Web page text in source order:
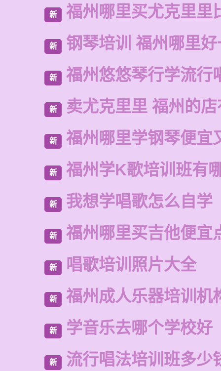
新 福州哪里买尤克里里
新 钢琴培训 福州哪里
新 福州悠悠琴行学流行
新 卖尤克里里 福州的
新 福州哪里学钢琴便宜
新 福州学K歌培训班有
新 我想学唱歌怎么自学
新 福州哪里买吉他便宜
新 唱歌培训照片大全
新 福州成人乐器培训机
新 学音乐去哪个学校好
新 流行唱法培训班多少